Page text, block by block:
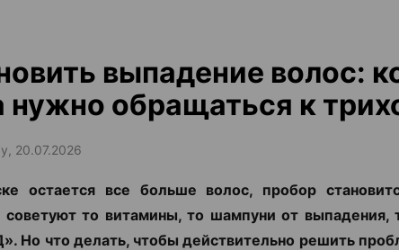
выпадение волос:
нужно обращаться к
20.07.2026
остается все больше волос, пробор
советуют то витамины, то шампуни от выпадения,
Но что делать, чтобы действительно решить